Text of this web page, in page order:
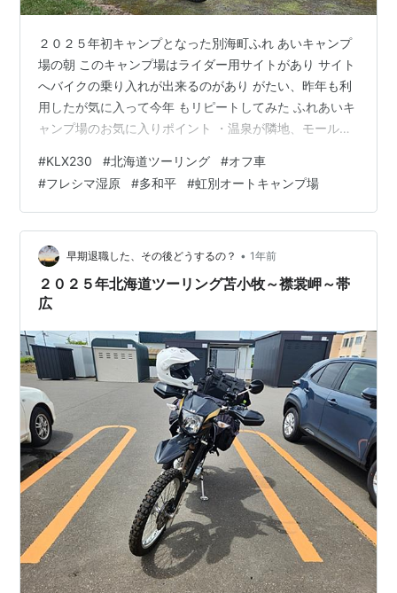
２０２５年初キャンプとなった別海町ふれ あいキャンプ
場の朝 このキャンプ場はライダー用サイトがあり サイト
へバイクの乗り入れが出来るのがあり がたい、昨年も利
用したが気に入って今年 もリピートしてみた ふれあいキ
ャンプ場のお気に入りポイント ・温泉が隣地、モール温
乗り入れ可のサイトあり ・食材の買出しが楽 来年も是非
利用したいと思っている 朝から気温も上がり汗だくで撤
収作業を して出発、Ｒ２４３を南下、目指すはフレ シマ
湿原という場所 フレシマ湿原入口、ここからは３,２km
のダート、入口からもう景色が良い😍 道がズドンとフラ
ットダート 荷…
#KLX230 #北海道ツーリング #オフ車
#フレシマ湿原 #多和平 #虹別オートキャンプ場
早期退職した、その後どうするの？ • 1年前
２０２５年北海道ツーリング苫小牧～襟裳岬～帯
広